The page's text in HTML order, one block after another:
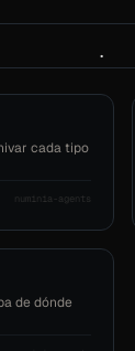
cada tipo
numinia-agents
de dónde